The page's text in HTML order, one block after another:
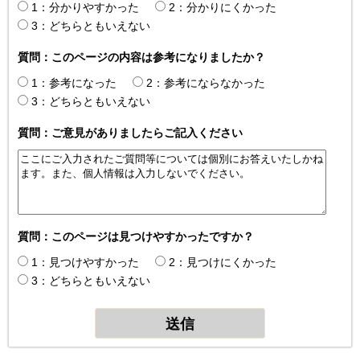
1：分かりやすかった
2：分かりにくかった
3：どちらともいえない
質問：このページの内容は参考になりましたか？
1：参考になった
2：参考にならなかった
3：どちらともいえない
質問：ご意見がありましたらご記入ください
質問：このページは見つけやすかったですか？
1：見つけやすかった
2：見つけにくかった
3：どちらともいえない